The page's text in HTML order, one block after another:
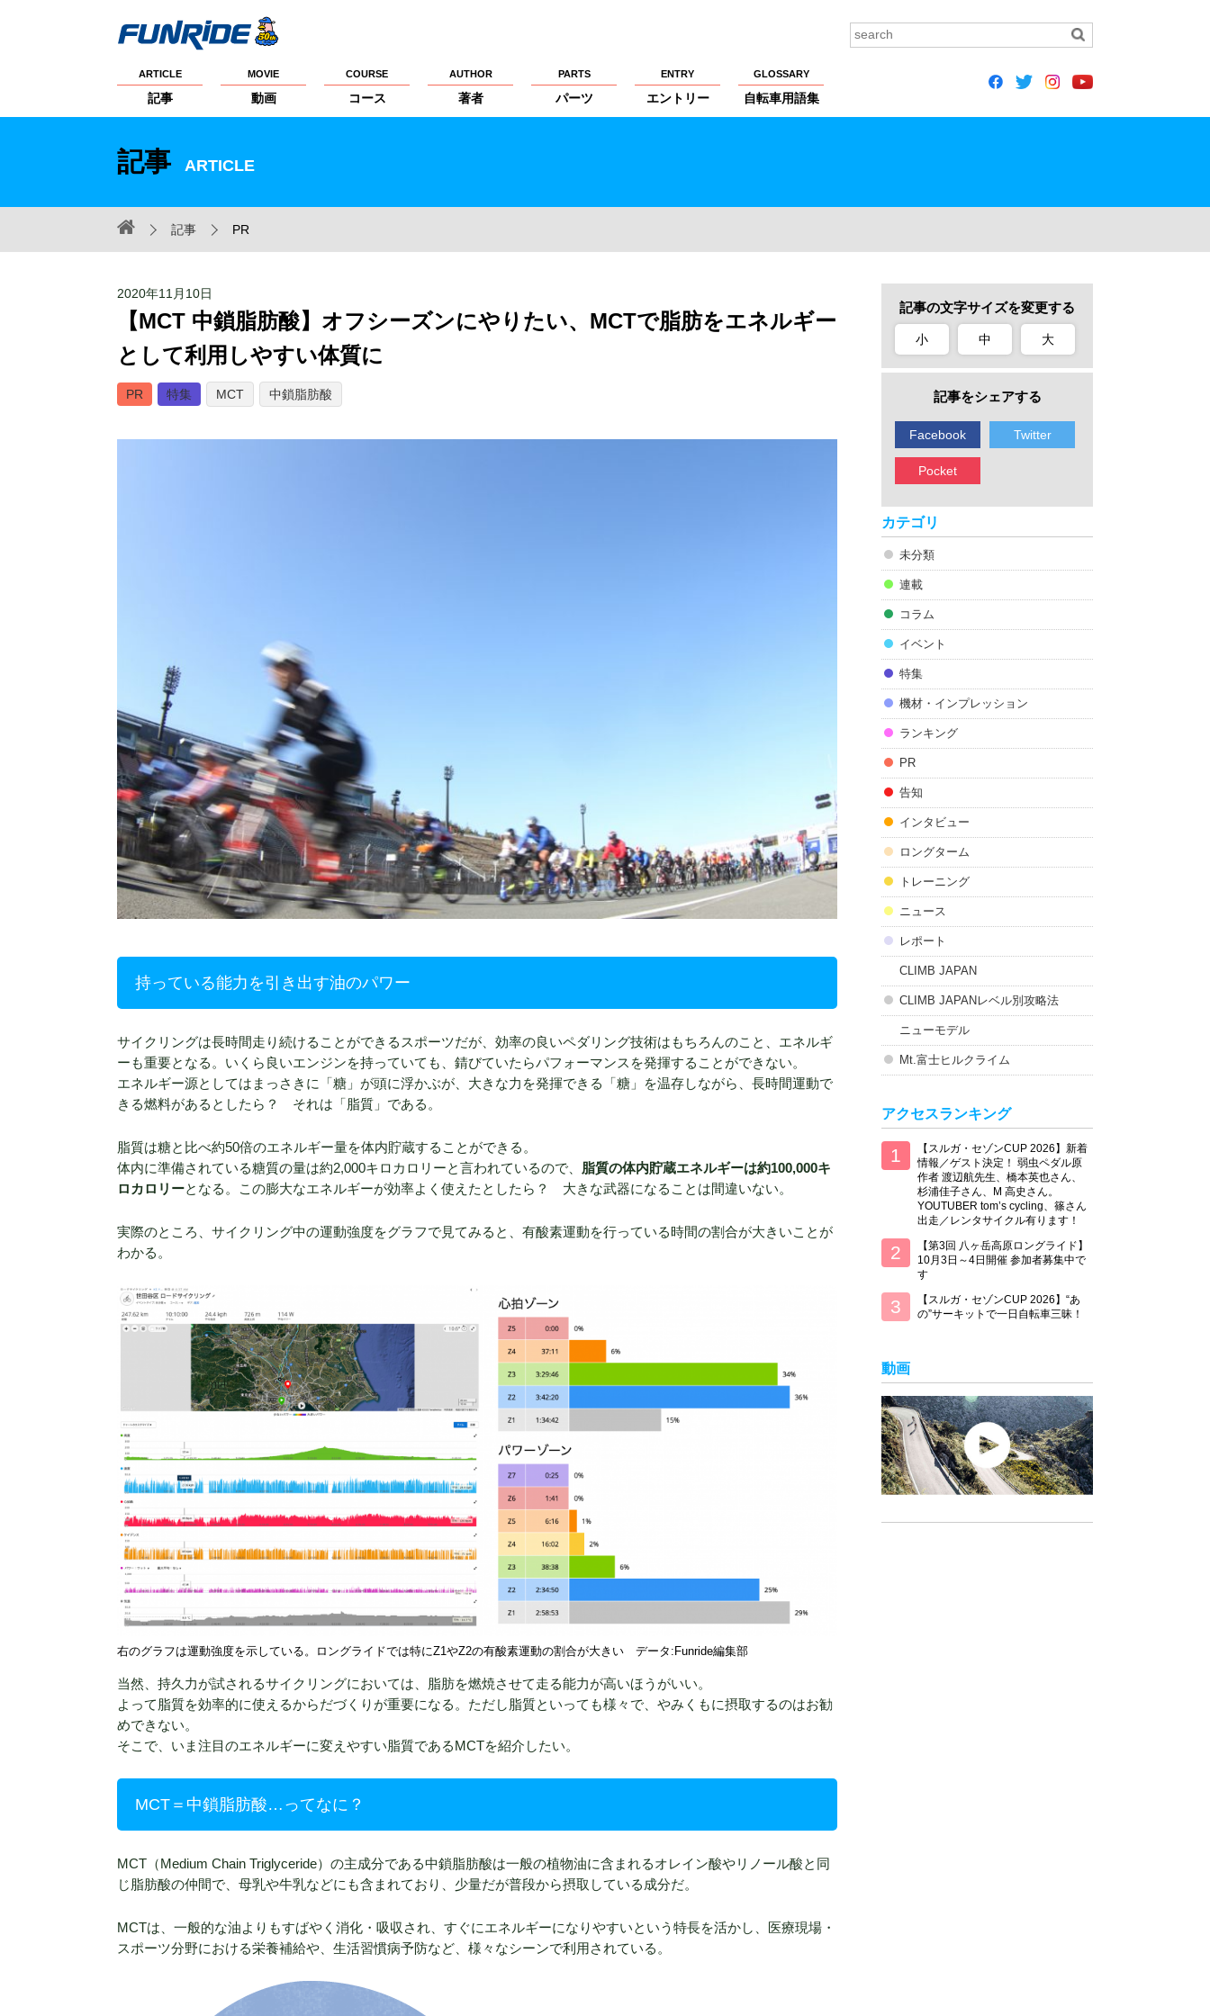
ARTICLE
記事
MOVIE
動画
COURSE
コース
AUTHOR
著者
PARTS
パーツ
ENTRY
エントリー
GLOSSARY
自転車用語集
記事 ARTICLE
記事 PR
2020年11月10日
【MCT 中鎖脂肪酸】オフシーズンにやりたい、MCTで脂肪をエネルギー
として利用しやすい体質に
PR 特集 MCT 中鎖脂肪酸
持っている能力を引き出す油のパワー
サイクリングは長時間走り続けることができるスポーツだが、効率の良いペダリング技術はもちろんのこと、エネルギ
ーも重要となる。いくら良いエンジンを持っていても、錆びていたらパフォーマンスを発揮することができない。
エネルギー源としてはまっさきに「糖」が頭に浮かぶが、大きな力を発揮できる「糖」を温存しながら、長時間運動で
きる燃料があるとしたら？ それは「脂質」である。
脂質は糖と比べ約50倍のエネルギー量を体内貯蔵することができる。
体内に準備されている糖質の量は約2,000キロカロリーと言われているので、 脂質の体内貯蔵エネルギーは約100,000キ
ロカロリーとなる。この膨大なエネルギーが効率よく使えたとしたら？ 大きな武器になることは間違いない。
実際のところ、サイクリング中の運動強度をグラフで見てみると、有酸素運動を行っている時間の割合が大きいことが
わかる。
右のグラフは運動強度を示している。ロングライドでは特にZ1やZ2の有酸素運動の割合が大きい データ:Funride編集部
当然、持久力が試されるサイクリングにおいては、脂肪を燃焼させて走る能力が高いほうがいい。
よって脂質を効率的に使えるからだづくりが重要になる。ただし脂質といっても様々で、やみくもに摂取するのはお勧
めできない。
そこで、いま注目のエネルギーに変えやすい脂質であるMCTを紹介したい。
MCT＝中鎖脂肪酸…ってなに？
MCT（Medium Chain Triglyceride）の主成分である中鎖脂肪酸は一般の植物油に含まれるオレイン酸やリノール酸と同
じ脂肪酸の仲間で、母乳や牛乳などにも含まれており、少量だが普段から摂取している成分だ。
MCTは、一般的な油よりもすばやく消化・吸収され、すぐにエネルギーになりやすいという特長を活かし、医療現場・
スポーツ分野における栄養補給や、生活習慣病予防など、様々なシーンで利用されている。
記事の文字サイズを変更する
小 中 大
記事をシェアする
Facebook Twitter
Pocket
カテゴリ
未分類
連載
コラム
イベント
特集
機材・インプレッション
ランキング
PR
告知
インタビュー
ロングターム
トレーニング
ニュース
レポート
CLIMB JAPAN
CLIMB JAPANレベル別攻略法
ニューモデル
Mt.富士ヒルクライム
アクセスランキング
【スルガ・セゾンCUP 2026】新着
情報／ゲスト決定！ 弱虫ペダル原
作者 渡辺航先生、橋本英也さん、
杉浦佳子さん、M 高史さん。
YOUTUBER tom’s cycling、篠さん
出走／レンタサイクル有ります！
【第3回 八ヶ岳高原ロングライド】
10月3日～4日開催 参加者募集中で
す
【スルガ・セゾンCUP 2026】“あ
の”サーキットで一日自転車三昧！
動画